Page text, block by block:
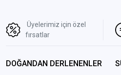
Üyelerimiz için özel
fırsatlar
DOĞANDAN DERLENENLER